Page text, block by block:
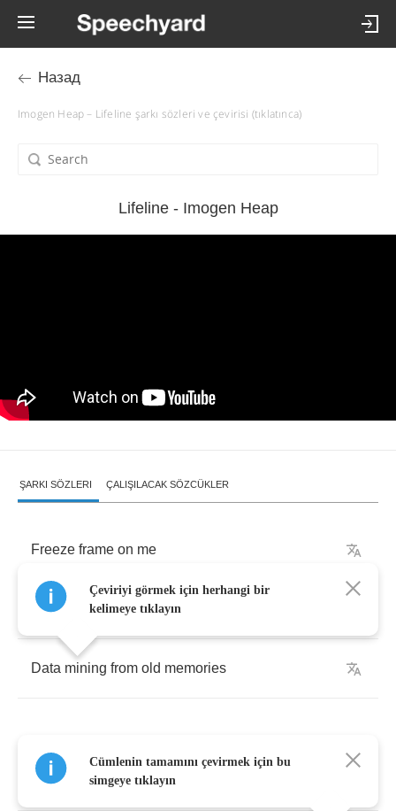
Назад
Imogen Heap – Lifeline şarkı sözleri ve çevirisi (tıklatınca)
Lifeline - Imogen Heap
ŞARKI SÖZLERI ÇALIŞILACAK SÖZCÜKLER
Freeze frame on me
can you read it on my face
Data mining from old memories
Sunflowers and a smile
Çeviriyi görmek için herhangi bir
kelimeye tıklayın
Cümlenin tamamını çevirmek için bu
simgeye tıklayın